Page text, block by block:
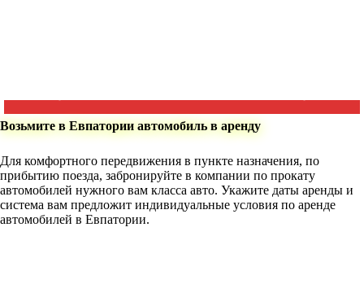
Возьмите в Евпатории автомобиль в аренду
Для комфортного передвижения в пункте назначения, по
прибытию поезда, забронируйте в компании по прокату
автомобилей нужного вам класса авто. Укажите даты аренды и
система вам предложит индивидуальные условия по аренде
автомобилей в Евпатории.